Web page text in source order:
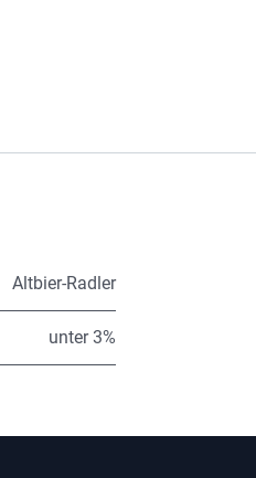
Altbier-Radler
unter 3%